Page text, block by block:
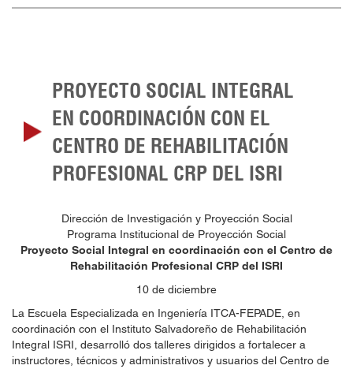
PROYECTO SOCIAL INTEGRAL
EN COORDINACIÓN CON EL
CENTRO DE REHABILITACIÓN
PROFESIONAL CRP DEL ISRI
Dirección de Investigación y Proyección Social
Programa Institucional de Proyección Social
Proyecto Social Integral en coordinación con el Centro de
Rehabilitación Profesional CRP del ISRI
10 de diciembre
La Escuela Especializada en Ingeniería ITCA-FEPADE, en
coordinación con el Instituto Salvadoreño de Rehabilitación
Integral ISRI, desarrolló dos talleres dirigidos a fortalecer a
instructores, técnicos y administrativos y usuarios del Centro de